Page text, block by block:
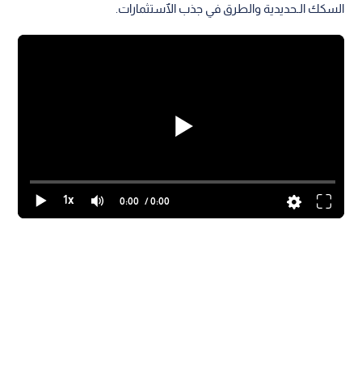
السكك الـحديدية والطرق في جذب الٱستثمارات.
1x 0:00 / 0:00